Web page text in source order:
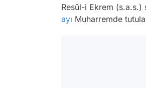
Resûl-i Ekrem (s.a.s.)
ayı Muharremde